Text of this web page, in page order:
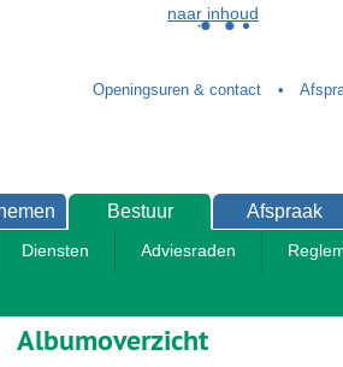
naar inhoud
Openingsuren & contact
Bestuur
Diensten Adviesraden
Afspraak
Albumoverzicht